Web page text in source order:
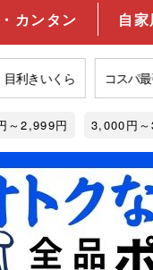
カンタン 自
きいくら コスパ最強
～2,999円 3,000円